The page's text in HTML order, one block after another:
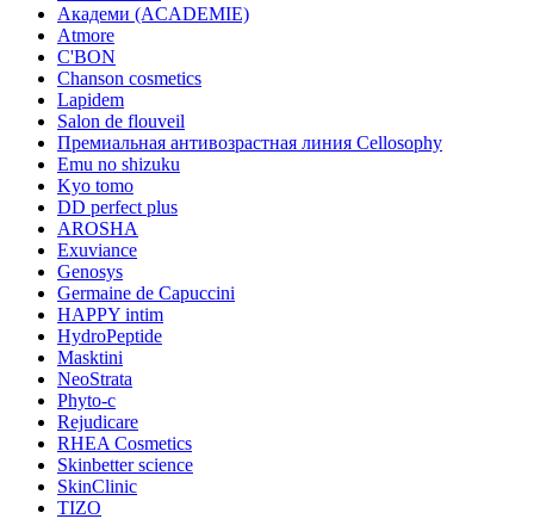
Академи (ACADEMIE)
Atmore
C'BON
Chanson cosmetics
Lapidem
Salon de flouveil
Премиальная антивозрастная линия Cellosophy
Emu no shizuku
Kyo tomo
DD perfect plus
AROSHA
Exuviance
Genosys
Germaine de Capuccini
HAPPY intim
HydroPeptide
Masktini
NeoStrata
Phyto-c
Rejudicare
RHEA Cosmetics
Skinbetter science
SkinСlinic
TIZO